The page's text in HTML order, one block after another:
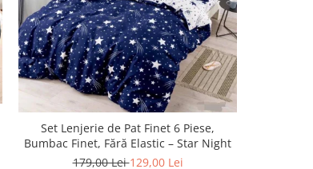
Set Lenjerie de Pat Finet 6 Piese,
Bumbac Finet, Fără Elastic – Star Night
179,00 Lei129,00 Lei